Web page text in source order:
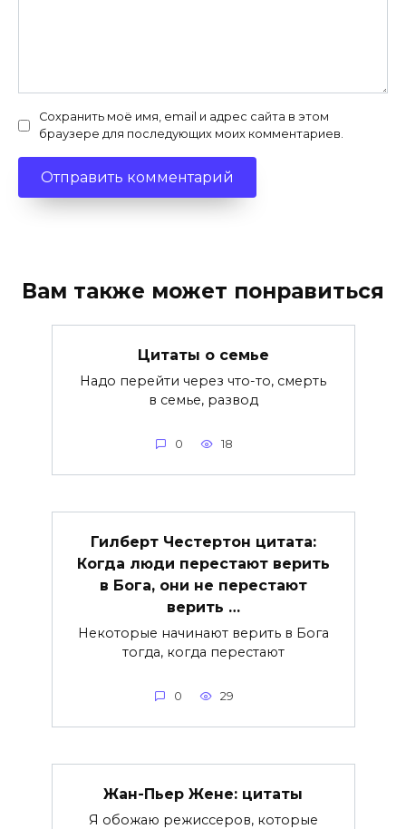
Сохранить моё имя, email и адрес сайта в этом
браузере для последующих моих комментариев.
Вам также может понравиться
Цитаты о семье
Надо перейти через что-то, смерть
в семье, развод
0 18
Гилберт Честертон цитата:
Когда люди перестают верить
в Бога, они не перестают
верить …
Некоторые начинают верить в Бога
тогда, когда перестают
0 29
Жан-Пьер Жене: цитаты
Я обожаю режиссеров, которые